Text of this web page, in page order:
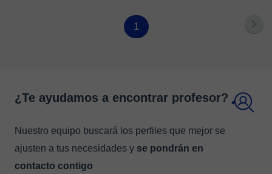
1
¿Te ayudamos a encontrar profesor?
Nuestro equipo buscará los perfiles que mejor se
ajusten a tus necesidades y se pondrán en
contacto contigo